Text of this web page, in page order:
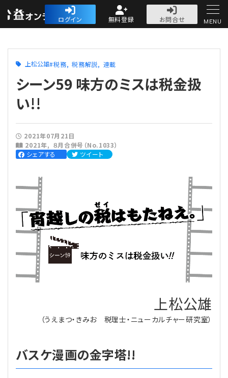
公益・一般法人オ
ログイン 無料登録
お問合せ
人気記事
法人運営
法人運営
理事会
評議員会・社員総会
理事・監事
評議員
法改正-法人運営
会計・税務
会計・税務
定期提出書類
会計処理
寄附
電子帳簿保存法
労務
労務管理
給与計算
法務
法務
利益相反取引
経営
経営
カレンダー
【連載】採用・定着・育成のための人事戦略
公益・一般法人オンラインとは
MENU
上松公雄 税務 税務解説 連載
シーン59 味方のミスは税金扱
い!!
2021年07月21日
2021年
８月合併号（No.1033）
シェアする
ツイート
上松公雄
（うえまつ・きみお 税理士・ニューカルチャー研究室）
バスケ漫画の金字塔!!